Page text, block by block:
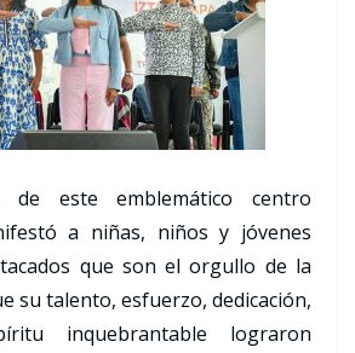
este emblemático centro
a niñas, niños y jóvenes
que son el orgullo de la
su talento, esfuerzo, dedicación,
inquebrantable lograron